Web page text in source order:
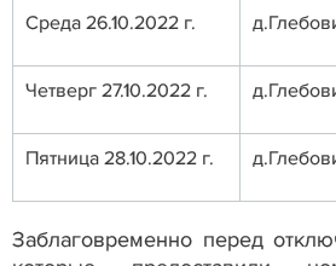
Среда 26.10.2022 г.
Четверг 27.10.2022 г.
Пятница 28.10.2022 г.
Заблаговременно перед